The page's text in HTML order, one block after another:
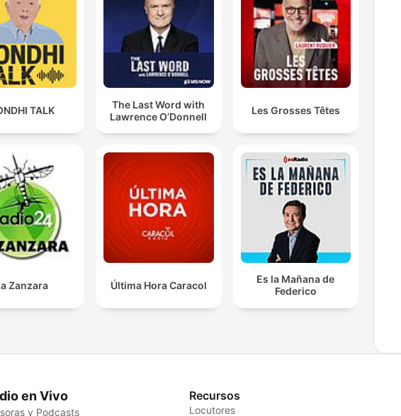
TALK
The Last Word with
Lawrence O’Donnell
Les Grosses Têtes
Zanzara Última Hora Caracol
Es la Mañana de
Federico
en Vivo
y Podcasts
Recursos
Locutores